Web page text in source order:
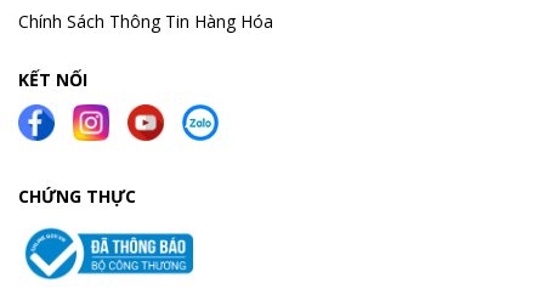
Chính Sách Thông Tin Hàng Hóa
KẾT NỐI
CHỨNG THỰC